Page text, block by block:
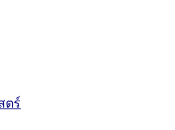
ตร์